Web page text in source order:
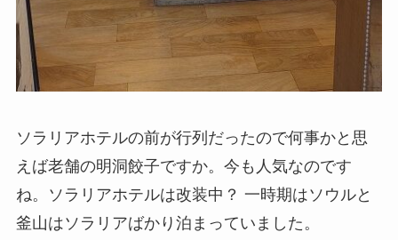
ソラリアホテルの前が行列だったので何事かと思
えば老舗の明洞餃子ですか。今も人気なのです
ね。ソラリアホテルは改装中？ 一時期はソウルと
釜山はソラリアばかり泊まっていました。